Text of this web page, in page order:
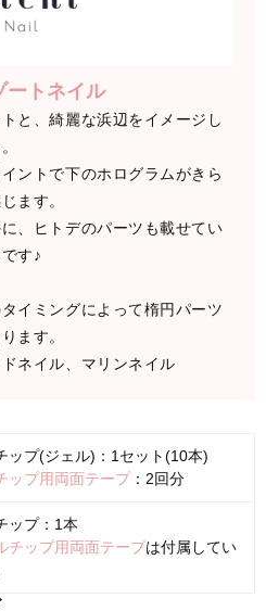
ートネイル
と、綺麗な浜辺をイメージし
ントで下のホログラムがきら
ます。
、ヒトデのパーツも載せてい
す♪
イミングによって楕円パーツ
ます。
ネイル、マリンネイル
ップ(ジェル)：1セット(10本)
ップ用両面テープ：2回分
ップ：1本
チップ用両面テープは付属してい